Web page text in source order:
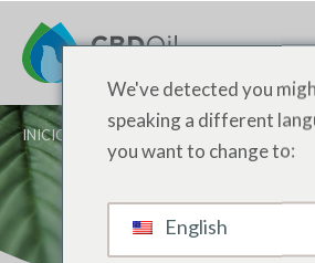
INICIO / PÁGINA DE BÚSQUEDA
Buscar
We've detected you
speaking a different
you want to change to:
English